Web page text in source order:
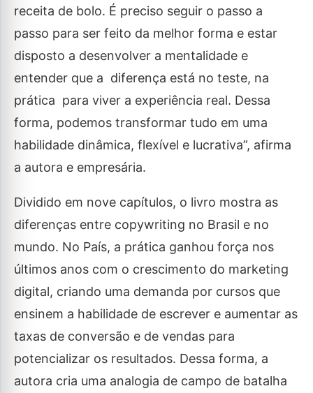
receita de bolo. É preciso seguir o passo a
passo para ser feito da melhor forma e estar
disposto a desenvolver a mentalidade e
entender que a diferença está no teste, na
prática para viver a experiência real. Dessa
forma, podemos transformar tudo em uma
habilidade dinâmica, flexível e lucrativa”, afirma
a autora e empresária.
Dividido em nove capítulos, o livro mostra as
diferenças entre copywriting no Brasil e no
mundo. No País, a prática ganhou força nos
últimos anos com o crescimento do marketing
digital, criando uma demanda por cursos que
ensinem a habilidade de escrever e aumentar as
taxas de conversão e de vendas para
potencializar os resultados. Dessa forma, a
autora cria uma analogia de campo de batalha